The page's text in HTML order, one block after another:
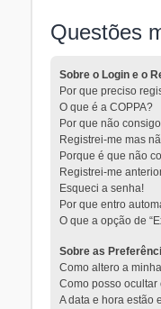
Questões
Sobre o Login e o
Por que preciso
O que é a COPPA?
Por que não
Registrei-me mas
Porque é que não
Registrei-me
Esqueci a senha!
Por que entro
O que a opção de
Sobre as
Como altero a
Como posso
A data e hora estão